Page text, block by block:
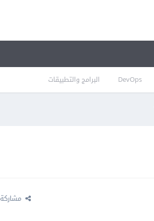
DevOps البرامج والتطبيقات
مشاركة